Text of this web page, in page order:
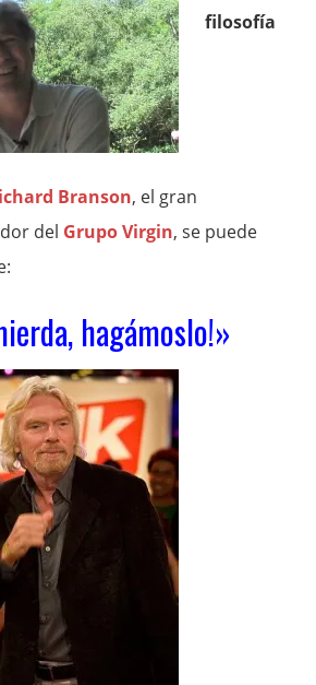
filosofía
Branson, el gran
del Grupo Virgin, se puede
hagámoslo!»